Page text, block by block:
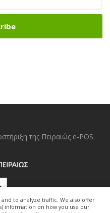
to analyze traffic. We also offer
information on how you use our
της Πειραιώς e-POS.